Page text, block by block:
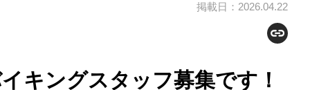
掲載日：2026.04.22
キングスタッフ募集です！